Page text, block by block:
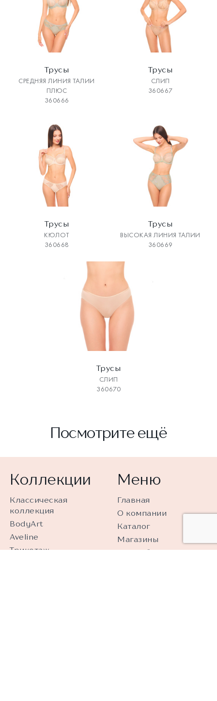
Трусы
СРЕДНЯЯ ЛИНИЯ ТАЛИИ
ПЛЮС
360666
Трусы
СЛИП
360667
Трусы
КЮЛОТ
360668
Трусы
ВЫСОКАЯ ЛИНИЯ ТАЛИИ
360669
Трусы
СЛИП
360670
Посмотрите ещё
Коллекции
Классическая
коллекция
BodyArt
Aveline
Трикотаж
Меню
Главная
О компании
Каталог
Магазины
Как выбрать